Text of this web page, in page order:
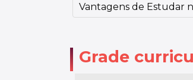
Vantagens de Estudar
Grade